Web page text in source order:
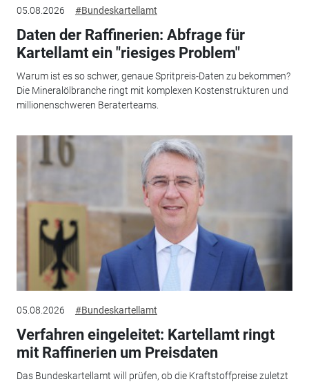
05.08.2026 #Bundeskartellamt
Daten der Raffinerien: Abfrage für
Kartellamt ein "riesiges Problem"
Warum ist es so schwer, genaue Spritpreis-Daten zu bekommen?
Die Mineralölbranche ringt mit komplexen Kostenstrukturen und
millionenschweren Beraterteams.
05.08.2026 #Bundeskartellamt
Verfahren eingeleitet: Kartellamt ringt
mit Raffinerien um Preisdaten
Das Bundeskartellamt will prüfen, ob die Kraftstoffpreise zuletzt